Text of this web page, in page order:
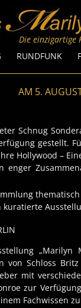
Die einzigartige
RUNDFUNK
AM 5.
Schnug
gestellt.
Hollywood –
enger
„Marilyn
von Schloss
mit
zur
Fachwissen